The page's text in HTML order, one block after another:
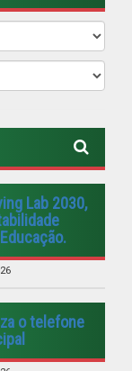
Lab 2030,
o telefone